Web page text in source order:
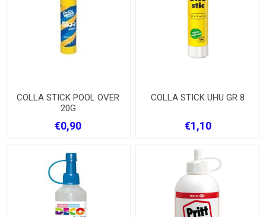
COLLA STICK POOL OVER
20G
€0,90
COLLA STICK UHU GR 8
€1,10